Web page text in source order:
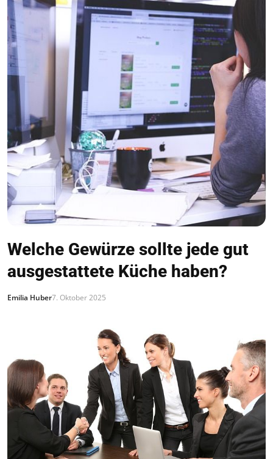
Welche Gewürze sollte jede gut
ausgestattete Küche haben?
Emilia Huber7. Oktober 2025